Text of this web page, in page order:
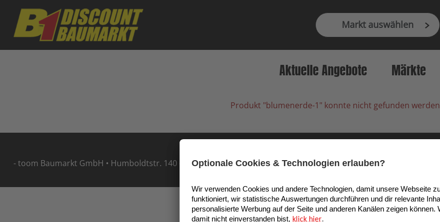
Markt auswählen
Aktuelle Angebote Märkte
Produkt "blumenerde-1" konnte nicht gefunden werden
- toom Baumarkt GmbH • Humboldtstr. 140 - 144 • 51149 Köln, Deutschland